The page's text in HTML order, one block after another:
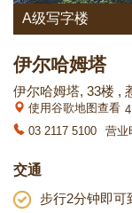
A级写字楼
伊尔哈姆塔
伊尔哈姆塔, 33楼 ,
使用谷歌地图查看
03 2117 5100
营业
交通
步行2分钟即可